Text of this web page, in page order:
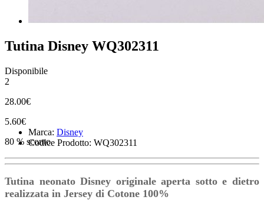
Tutina Disney WQ302311
Disponibile
2
28.00€
5.60€
80 % sconto
Marca: Disney
Codice Prodotto: WQ302311
Tutina neonato Disney originale aperta sotto e dietro
realizzata in Jersey di Cotone 100%